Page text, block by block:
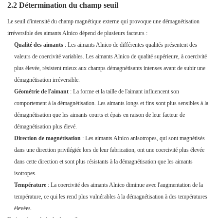
2.2 Détermination du champ seuil
Le seuil d'intensité du champ magnétique externe qui provoque une démagnétisation
irréversible des aimants Alnico dépend de plusieurs facteurs :
Qualité des aimants : Les aimants Alnico de différentes qualités présentent des
valeurs de coercivité variables. Les aimants Alnico de qualité supérieure, à coercivité
plus élevée, résistent mieux aux champs démagnétisants intenses avant de subir une
démagnétisation irréversible.
Géométrie de l'aimant : La forme et la taille de l'aimant influencent son
comportement à la démagnétisation. Les aimants longs et fins sont plus sensibles à la
démagnétisation que les aimants courts et épais en raison de leur facteur de
démagnétisation plus élevé.
Direction de magnétisation : Les aimants Alnico anisotropes, qui sont magnétisés
dans une direction privilégiée lors de leur fabrication, ont une coercivité plus élevée
dans cette direction et sont plus résistants à la démagnétisation que les aimants
isotropes.
Température : La coercivité des aimants Alnico diminue avec l'augmentation de la
température, ce qui les rend plus vulnérables à la démagnétisation à des températures
élevées.